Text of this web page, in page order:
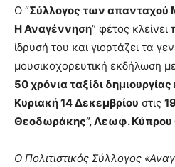
Ο “Σύλλογος των απανταχού
Η Αναγέννηση” φέτος κλείνει
ίδρυσή του και γιορτάζει τα
μουσικοχορευτική εκδήλωση με
50 χρόνια ταξίδι δημιουργίας
Κυριακή 14 Δεκεμβρίου στις
Θεοδωράκης”, Λεωφ. Κύπρου
Ο Πολιτιστικός Σύλλογος